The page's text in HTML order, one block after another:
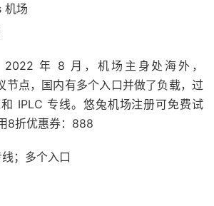
机场
年 8 月，机场主身处海外，
点，国内有多个入口并做了负载，过
IPLC 专线。悠兔机场注册可免费试
8折优惠券：888
；多个入口